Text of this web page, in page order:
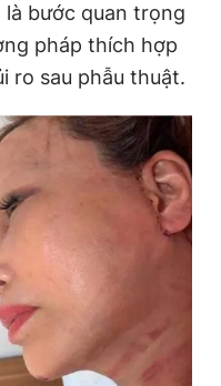
bước quan trọng
pháp thích hợp
ro sau phẫu thuật.